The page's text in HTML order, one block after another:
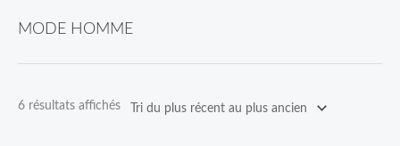
MODE HOMME
6 résultats affichés
Trié